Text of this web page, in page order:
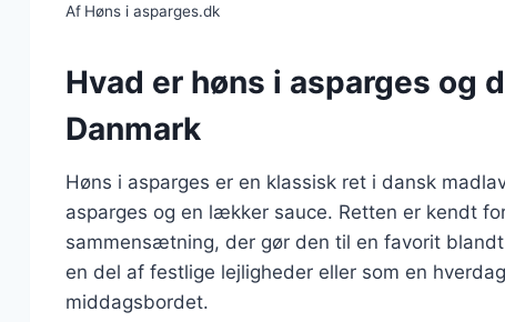
Af Høns i asparges.dk
Hvad er høns i asparges og
Danmark
Høns i asparges er en klassisk ret i dansk
asparges og en lækker sauce. Retten er kendt
sammensætning, der gør den til en favorit
en del af festlige lejligheder eller som en
middagsbordet.